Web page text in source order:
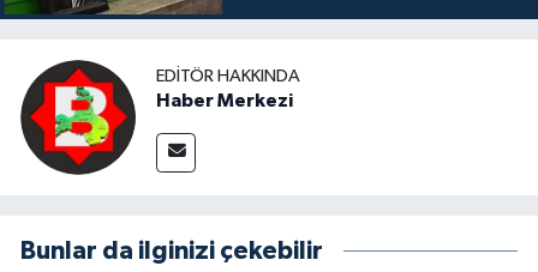
EDITÖR HAKKINDA
Haber Merkezi
Bunlar da ilginizi çekebilir